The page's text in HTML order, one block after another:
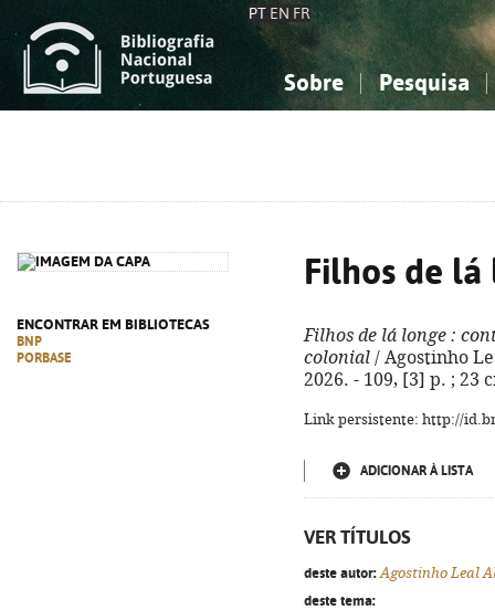
PT EN FR
Sobre Pesquisa
ENCONTRAR EM BIBLIOTECAS
BNP
PORBASE
Filhos de lá
Filhos de lá longe :
colonial / Agostinho
2026. - 109, [3] p. ; 23
Link persistente: http://
ADICIONAR À LISTA
VER TÍTULOS
deste autor: Agostinho Leal
deste tema: